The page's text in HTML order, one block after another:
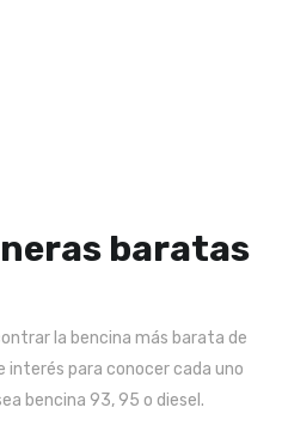
baratas
la bencina más barata de
interés para conocer cada uno
bencina 93, 95 o diesel.